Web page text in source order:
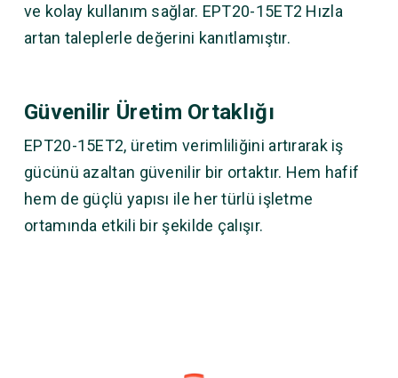
ve kolay kullanım sağlar. EPT20-15ET2 Hızla
artan taleplerle değerini kanıtlamıştır.
Güvenilir Üretim Ortaklığı
EPT20-15ET2, üretim verimliliğini artırarak iş
gücünü azaltan güvenilir bir ortaktır. Hem hafif
hem de güçlü yapısı ile her türlü işletme
ortamında etkili bir şekilde çalışır.